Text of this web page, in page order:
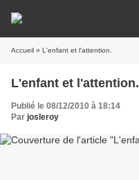
Accueil » L'enfant et l'attention.
L'enfant et l'attention.
Publié le 08/12/2010 à 18:14
Par josleroy